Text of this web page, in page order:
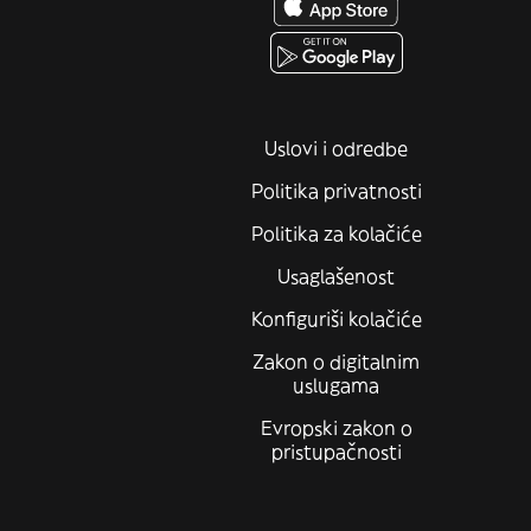
Uslovi i odredbe
Politika privatnosti
Politika za kolačiće
Usaglašenost
Konfiguriši kolačiće
Zakon o digitalnim
uslugama
Evropski zakon o
pristupačnosti